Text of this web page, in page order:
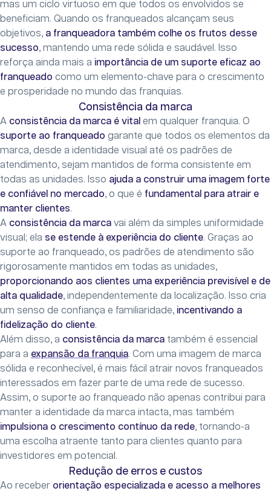
mas um ciclo virtuoso em que todos os envolvidos se
beneficiam. Quando os franqueados alcançam seus
objetivos, a franqueadora também colhe os frutos desse
sucesso, mantendo uma rede sólida e saudável. Isso
reforça ainda mais a importância de um suporte eficaz ao
franqueado como um elemento-chave para o crescimento
e prosperidade no mundo das franquias.
Consistência da marca
A consistência da marca é vital em qualquer franquia. O
suporte ao franqueado garante que todos os elementos da
marca, desde a identidade visual até os padrões de
atendimento, sejam mantidos de forma consistente em
todas as unidades. Isso ajuda a construir uma imagem forte
e confiável no mercado, o que é fundamental para atrair e
manter clientes.
A consistência da marca vai além da simples uniformidade
visual; ela se estende à experiência do cliente. Graças ao
suporte ao franqueado, os padrões de atendimento são
rigorosamente mantidos em todas as unidades,
proporcionando aos clientes uma experiência previsível e de
alta qualidade, independentemente da localização. Isso cria
um senso de confiança e familiaridade, incentivando a
fidelização do cliente.
Além disso, a consistência da marca também é essencial
para a expansão da franquia. Com uma imagem de marca
sólida e reconhecível, é mais fácil atrair novos franqueados
interessados em fazer parte de uma rede de sucesso.
Assim, o suporte ao franqueado não apenas contribui para
manter a identidade da marca intacta, mas também
impulsiona o crescimento contínuo da rede, tornando-a
uma escolha atraente tanto para clientes quanto para
investidores em potencial.
Redução de erros e custos
Ao receber orientação especializada e acesso a melhores